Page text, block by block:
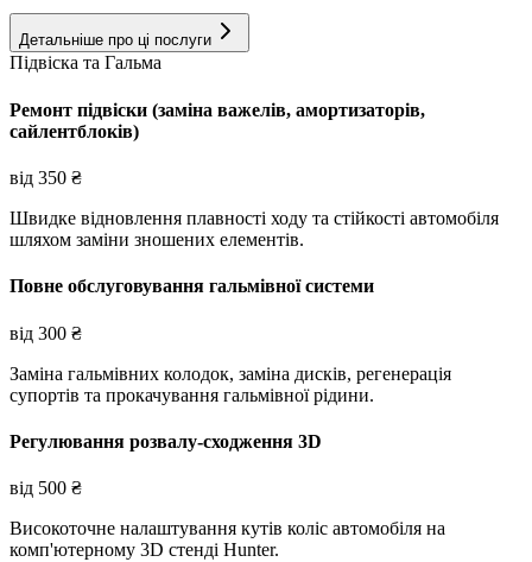
Детальніше про ці послуги
Підвіска та Гальма
Ремонт підвіски (заміна важелів, амортизаторів,
сайлентблоків)
від 350 ₴
Швидке відновлення плавності ходу та стійкості автомобіля
шляхом заміни зношених елементів.
Повне обслуговування гальмівної системи
від 300 ₴
Заміна гальмівних колодок, заміна дисків, регенерація
супортів та прокачування гальмівної рідини.
Регулювання розвалу-сходження 3D
від 500 ₴
Високоточне налаштування кутів коліс автомобіля на
комп'ютерному 3D стенді Hunter.